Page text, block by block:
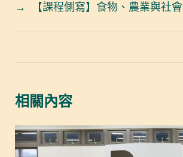
→
【課程側寫】食物、農業與社會
相關內容